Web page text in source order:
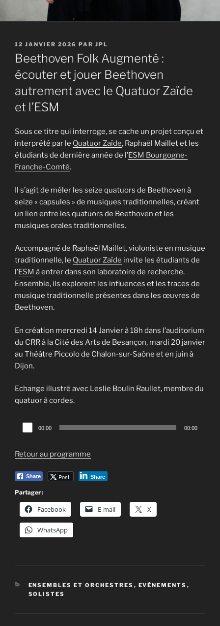
PUBLIÉ
LE
12 JANVIER 2026 PAR JPL
Beethoven Folk Augmenté :
écouter et jouer Beethoven
autrement avec le Quatuor Zaïde
et l’ESM
Sous ce titre qui interroge, se cache un projet conçu et
interprété par le Quatuor Zaïde, Raphaël Maillet et les
étudiants de dernière année de l’ESM Bourgogne-
Franche-Comté.
Il s’agit de mêler les seize quatuors de Beethoven à
seize « capsules » de musiques traditionnelles, créant
un lien entre les quatuors de Beethoven et les
musiques orales traditionnelles.
Accompagné de Raphaël Maillet, violoniste en musique
traditionnelle, le Quatuor Zaïde invite les étudiants de
l’ESM à entrer dans son laboratoire de recherche.
Ensemble, ils explorent les influences et les traces de
musique traditionnelle présentes dans les œuvres de
Beethoven.
En création mercredi 14 Janvier à 18h dans l’auditorium
du CRR à la Cité des Arts de Besançon, mardi 20 janvier
au Théâtre Piccolo de Chalon-sur-Saône et en juin à
Dijon.
Echange illustré avec Leslie Boulin Raullet, membre du
quatuor à cordes.
Lecteur
audio
00:00 00:00
Retour au programme
Share Post Share
Partager :
Facebook E-mail X
WhatsApp
CATÉGORIES
ENSEMBLES ET ORCHESTRES , EVÉNEMENTS ,
SOLISTES